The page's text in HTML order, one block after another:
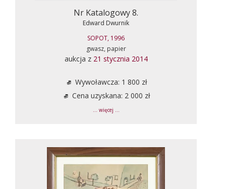
Nr Katalogowy 8.
Edward Dwurnik
SOPOT, 1996
gwasz, papier
aukcja z 21 stycznia 2014
Wywoławcza: 1 800 zł
Cena uzyskana: 2 000 zł
... więcej ...